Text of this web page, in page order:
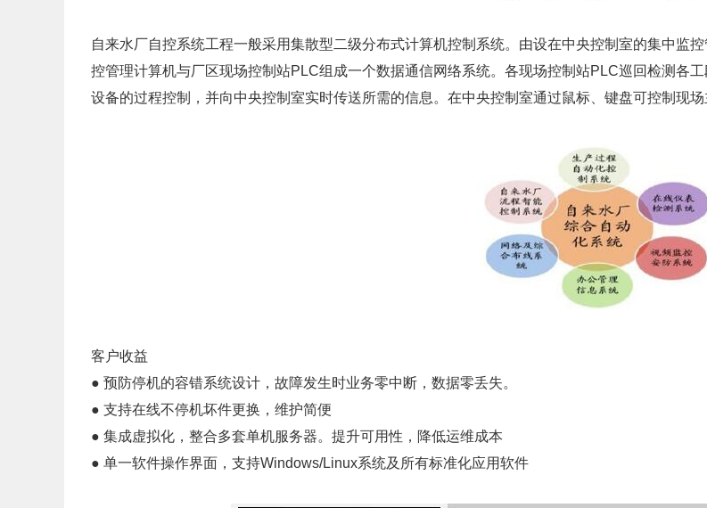
自来水厂自控系统工程一般采用集散型二级分布式计算机控制系统。由设在中央控制室的集中监
控管理计算机与厂区现场控制站PLC组成一个数据通信网络系统。各现场控制站PLC巡回检测各
设备的过程控制，并向中央控制室实时传送所需的信息。在中央控制室通过鼠标、键盘可控制现场
客户收益
● 预防停机的容错系统设计，故障发生时业务零中断，数据零丢失。
● 支持在线不停机坏件更换，维护简便
● 集成虚拟化，整合多套单机服务器。提升可用性，降低运维成本
● 单一软件操作界面，支持Windows/Linux系统及所有标准化应用软件